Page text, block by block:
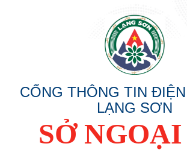
CỔNG THÔNG TIN
LẠNG SƠN
SỞ